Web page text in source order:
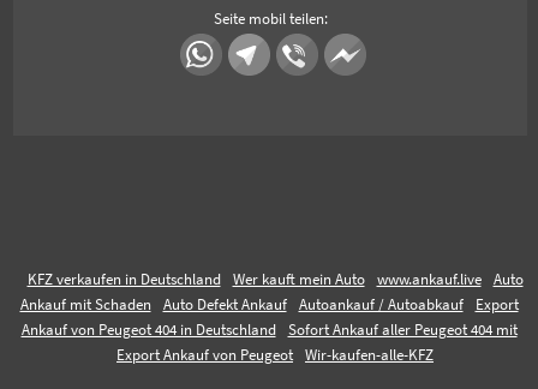
Seite mobil teilen:
KFZ verkaufen in Deutschland Wer kauft mein Auto www.ankauf.live
Auto
Ankauf mit Schaden
Auto Defekt Ankauf Autoankauf / Autoabkauf
Export
Ankauf von Peugeot 404 in Deutschland
Sofort Ankauf aller Peugeot 404 mit
Export Ankauf von Peugeot
Wir-kaufen-alle-KFZ